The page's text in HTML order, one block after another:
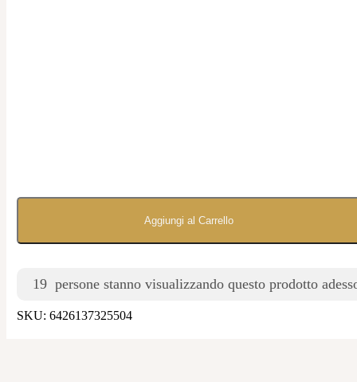
Aggiungi al Carrello
19 persone stanno visualizzando questo prodotto
SKU: 6426137325504